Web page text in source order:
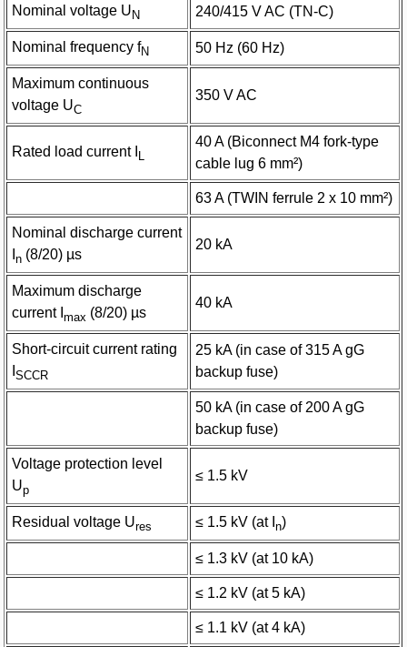
Nominal voltage U N 240/415 V AC (TN-C)
Nominal frequency fN 50 Hz (60 Hz)
Maximum continuous
voltage UC
350 V AC
Rated load current I
40 A (Biconnect M4 fork-type
cable lug 6​ mm²)
63 A (TWIN ferrule 2 x 10 mm²)
Nominal discharge current
In (8/20) µs
20 kA
Maximum discharge
current Imax (8/20) µs
40 kA
Short-circuit current rating
SCCR
25 kA (in case of 315 A gG
backup fuse)
50 kA (in case of 200 A gG
backup fuse)
Voltage protection level
Up
≤ 1.5 kV
Residual voltage Ures ≤ 1.5 kV (at In)
≤ 1.3 kV (at 10 kA)
≤ 1.2 kV (at 5 kA)
≤ 1.1 kV (at 4 kA)